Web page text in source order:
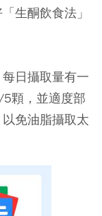
生酮飲食法」
日攝取量有一
顆，並適度部
免油脂攝取太